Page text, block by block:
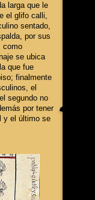
larga que le
el glifo calli,
sentado,
por sus
como
se ubica
que fue
finalmente
el
segundo no
por tener
y el último se